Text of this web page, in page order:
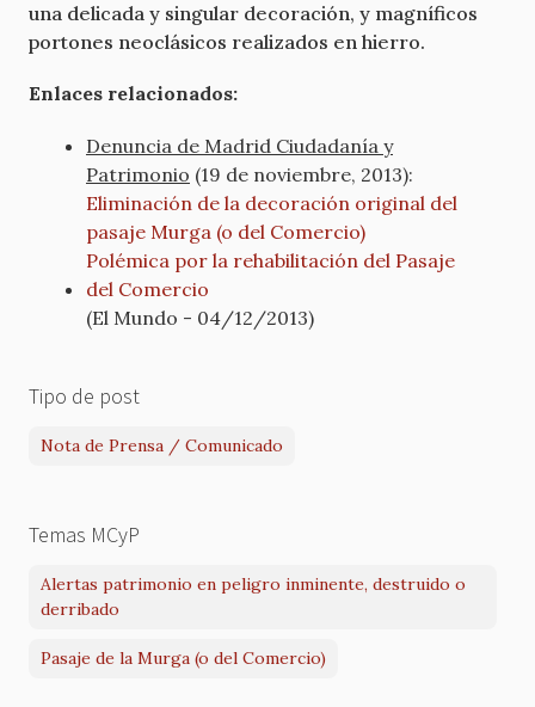
una delicada y singular decoración, y magníficos
portones neoclásicos realizados en hierro.
Enlaces relacionados:
Denuncia de Madrid Ciudadanía y
Patrimonio (19 de noviembre, 2013):
Eliminación de la decoración original del
pasaje Murga (o del Comercio)
Polémica por la rehabilitación del Pasaje
del Comercio
(El Mundo - 04/12/2013)
Tipo de post
Nota de Prensa / Comunicado
Temas MCyP
Alertas patrimonio en peligro inminente, destruido o
derribado
Pasaje de la Murga (o del Comercio)